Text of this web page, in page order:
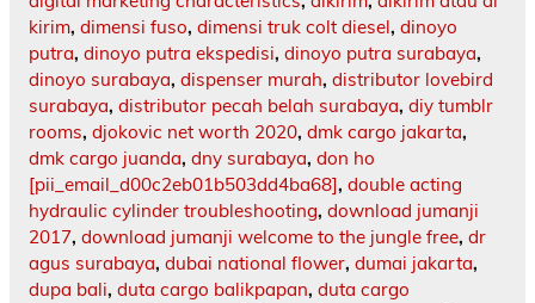
kirim, dimensi fuso, dimensi truk colt diesel, dinoyo
putra, dinoyo putra ekspedisi, dinoyo putra surabaya,
dinoyo surabaya, dispenser murah, distributor lovebird
surabaya, distributor pecah belah surabaya, diy tumblr
rooms, djokovic net worth 2020, dmk cargo jakarta,
dmk cargo juanda, dny surabaya, don ho
[pii_email_d00c2eb01b503dd4ba68], double acting
hydraulic cylinder troubleshooting, download jumanji
2017, download jumanji welcome to the jungle free, dr
agus surabaya, dubai national flower, dumai jakarta,
dupa bali, duta cargo balikpapan, duta cargo